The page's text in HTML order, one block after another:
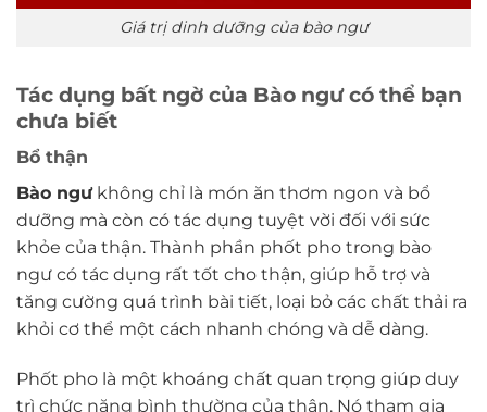
Giá trị dinh dưỡng của bào ngư
Tác dụng bất ngờ của Bào ngư có thể bạn
chưa biết
Bổ thận
Bào ngưkhông chỉ là món ăn thơm ngon và bổ
dưỡng mà còn có tác dụng tuyệt vời đối với sức
khỏe của thận. Thành phần phốt pho trong bào
ngư có tác dụng rất tốt cho thận, giúp hỗ trợ và
tăng cường quá trình bài tiết, loại bỏ các chất thải ra
khỏi cơ thể một cách nhanh chóng và dễ dàng.
Phốt pho là một khoáng chất quan trọng giúp duy
trì chức năng bình thường của thận. Nó tham gia